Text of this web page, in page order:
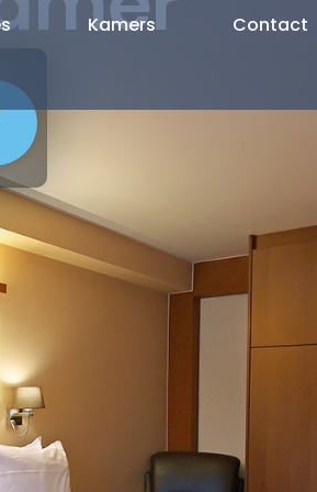
Kamers Contact